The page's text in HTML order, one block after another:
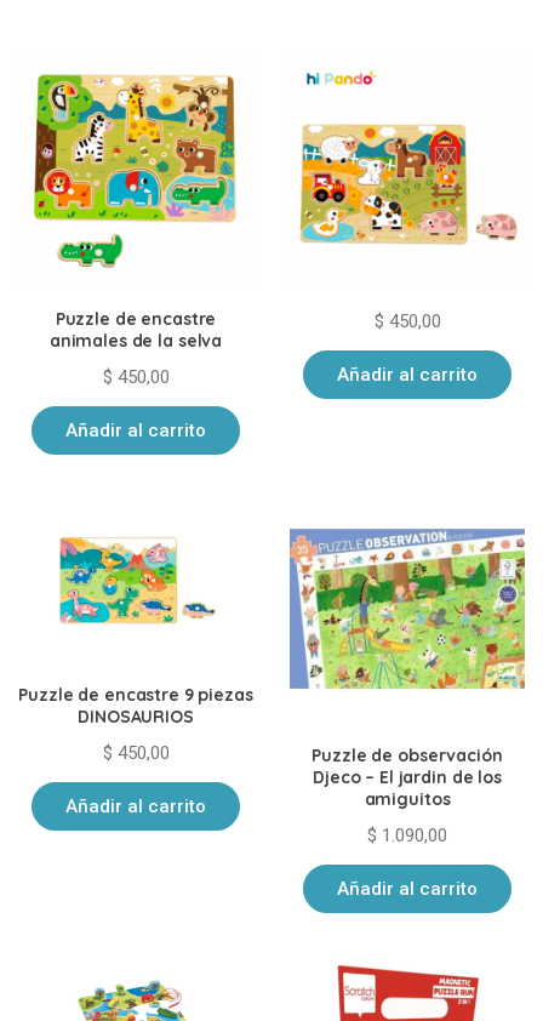
Puzzle de encastre
animales de la selva
$ 450,00
Añadir al carrito
$ 450,00
Añadir al carrito
Puzzle de encastre 9 piezas
DINOSAURIOS
$ 450,00
Añadir al carrito
Puzzle de observación
Djeco – El jardin de los
amiguitos
$ 1.090,00
Añadir al carrito